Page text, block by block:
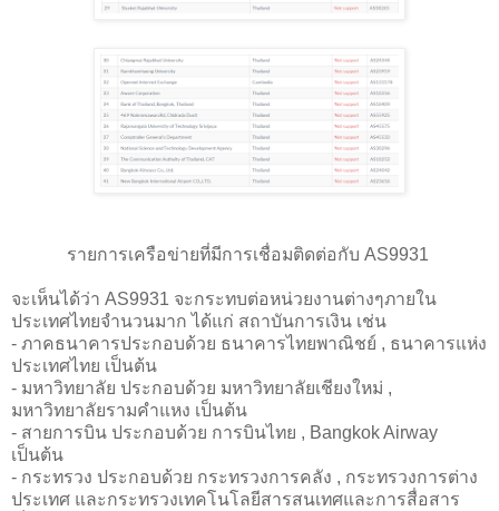
รายการเครือข่ายที่มีการเชื่อมติดต่อกับ AS9931
จะเห็นได้ว่า AS9931 จะกระทบต่อหน่วยงานต่างๆภายใน
ประเทศไทยจำนวนมาก ได้แก่ สถาบันการเงิน เช่น
- ภาคธนาคารประกอบด้วย ธนาคารไทยพาณิชย์ , ธนาคารแห่ง
ประเทศไทย เป็นต้น
- มหาวิทยาลัย ประกอบด้วย มหาวิทยาลัยเชียงใหม่ ,
มหาวิทยาลัยรามคำแหง เป็นต้น
- สายการบิน ประกอบด้วย การบินไทย , Bangkok Airway
เป็นต้น
- กระทรวง ประกอบด้วย กระทรวงการคลัง , กระทรวงการต่าง
ประเทศ และกระทรวงเทคโนโลยีสารสนเทศและการสื่อสาร